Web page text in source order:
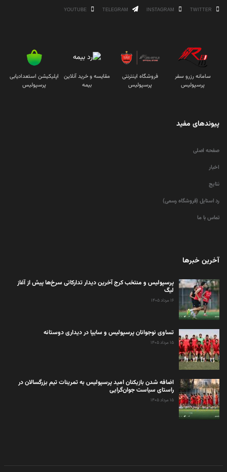
سامانه رزرو سفر
پرسپولیس
فروشگاه اینترنتی
پرسپولیس
مقایسه و خرید آنلاین
بیمه
اپلیکیشن استعدادیابی
پرسپولیس
پیوندهای مفید
صفحه اصلی
اخبار
نتایج
رد استایل (فروشگاه رسمی)
تماس با ما
آخرین خبرها
پرسپولیس و منتخب کرج آخرین دیدار تدارکاتی سرخ‌ها پیش از آغاز
لیگ
۱۶ مرداد ۱۴۰۵
تساوی نوجوانان پرسپولیس و سایپا در دیداری دوستانه
۱۵ مرداد ۱۴۰۵
اضافه شدن بازیکنان امید پرسپولیس به تمرینات تیم بزرگسالان در
راستای سیاست جوان‌گرایی
۱۵ مرداد ۱۴۰۵